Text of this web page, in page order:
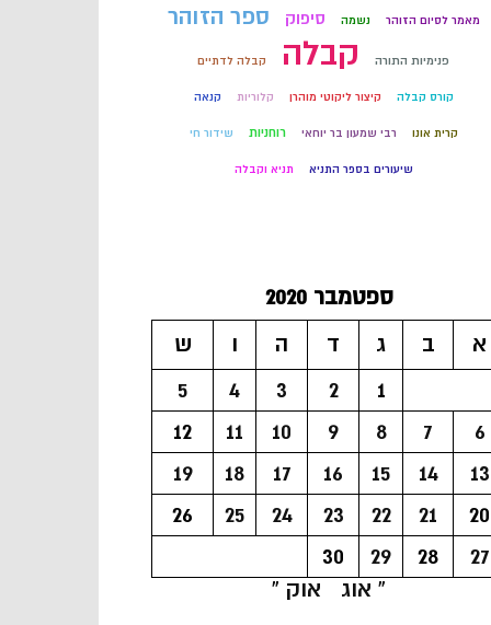
מאמר לסיום הזוהר נשמה סיפוק ספר הזוהר
פנימיות התורה קבלה קבלה לדתיים
קורס קבלה קיצור ליקוטי מוהרן קלוריות קנאה
קרית אונו רבי שמעון בר יוחאי רוחניות שידור חי
שיעורים בספר התניא תניא וקבלה
ספטמבר 2020
א
ב ג ד ה ו
ש
1
2
3
4
5
6
7
8
9
10
11
12
13
14
15
16
17
18
19
20
21
22
23
24
25
26
27
28
29
30
« אוג
אוק »